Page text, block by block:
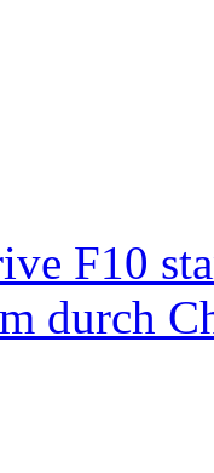
F10
durch